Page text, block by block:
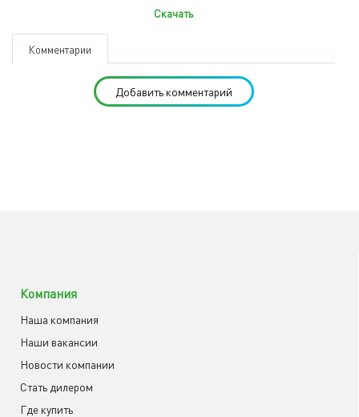
Скачать
Комментарии
Добавить комментарий
Компания
Наша компания
Наши вакансии
Новости компании
Cтать дилером
Где купить